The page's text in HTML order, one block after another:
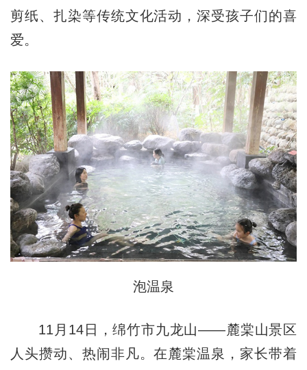
剪纸、扎染等传统文化活动，深受孩子们的喜
爱。
泡温泉
11月14日，绵竹市九龙山——麓棠山景区
人头攒动、热闹非凡。在麓棠温泉，家长带着